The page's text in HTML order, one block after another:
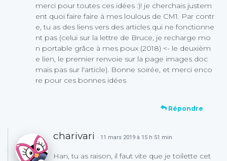
merci pour toutes ces idées :)! je cherchais justem
ent quoi faire faire à mes loulous de CM1. Par contr
e, tu as des liens vers des articles qui ne fonctionne
nt pas (celui sur la lettre de Bruce, je recharge mo
n portable grâce à mes poux (2018) <- le deuxièm
e lien, le premier renvoie sur la page images doc
mais pas sur l'article). Bonne soirée, et merci enco
re pour ces bonnes idées
Répondre
charivari · 11 mars 2019 à 15 h 51 min
Han, tu as raison, il faut vite que je toilette cet